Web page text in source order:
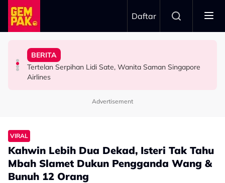
Skip to main content
Daftar
FESYEN
Usia 74 tahun Bukan Penghalang, Tunku Puteri Jawahir
Hidupkan Warisan Negeri Sembilan Menerusi ‘Royal
BERITA
Tertelan Serpihan Lidi Sate, Wanita Saman Singapore
Airlines
HIBURAN
Permintaan Aneh Jared Leto Di Lokasi, Minta Nelayan
Tangkap Ikan Segar Setiap Hari
HIBURAN
Pernah Hidup Miskin Tegar, A$AP Bayar Sewa
Penduduk Satu Flat Sebab Nenek Tak Mahu Pindah
Advertisement
VIRAL
Kahwin Lebih Dua Dekad, Isteri Tak Tahu
Mbah Slamet Dukun Pengganda Wang &
Bunuh 12 Orang